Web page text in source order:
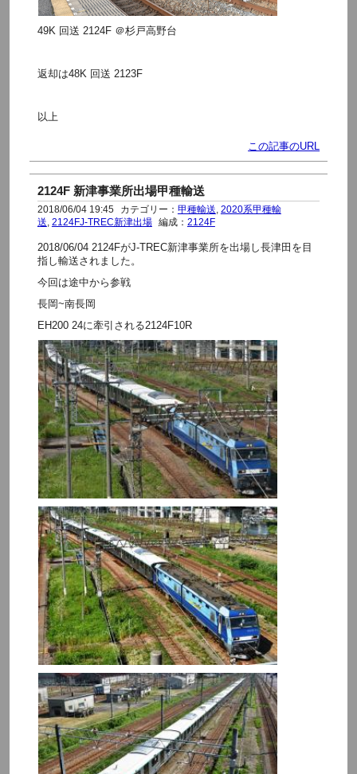
49K 回送 2124F ＠杉戸高野台
返却は48K 回送 2123F
以上
この記事のURL
2124F 新津事業所出場甲種輸送
2018/06/04 19:45 カテゴリー： 甲種輸送 2020系甲種輸
送 2124FJ-TREC新津出場 編成： 2124F
2018/06/04 2124FがJ-TREC新津事業所を出場し長津田を目
指し輸送されました。
今回は途中から参戦
長岡~南長岡
EH200 24に牽引される2124F10R